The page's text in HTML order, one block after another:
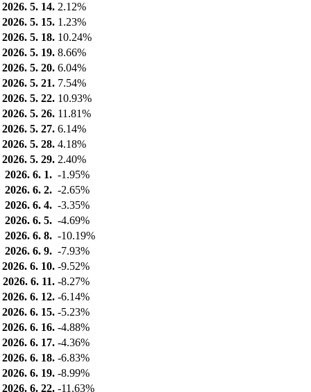
2026. 5. 14. 2.12%
2026. 5. 15. 1.23%
2026. 5. 18. 10.24%
2026. 5. 19. 8.66%
2026. 5. 20. 6.04%
2026. 5. 21. 7.54%
2026. 5. 22. 10.93%
2026. 5. 26. 11.81%
2026. 5. 27. 6.14%
2026. 5. 28. 4.18%
2026. 5. 29. 2.40%
2026. 6. 1. -1.95%
2026. 6. 2. -2.65%
2026. 6. 4. -3.35%
2026. 6. 5. -4.69%
2026. 6. 8. -10.19%
2026. 6. 9. -7.93%
2026. 6. 10. -9.52%
2026. 6. 11. -8.27%
2026. 6. 12. -6.14%
2026. 6. 15. -5.23%
2026. 6. 16. -4.88%
2026. 6. 17. -4.36%
2026. 6. 18. -6.83%
2026. 6. 19. -8.99%
2026. 6. 22. -11.63%